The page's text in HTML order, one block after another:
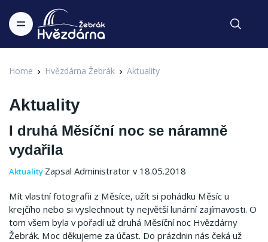
Home Hvězdárna Žebrák Aktuality
Aktuality
I druhá Měsíční noc se náramně
vydařila
Aktuality Zapsal Administrator v 18.05.2018
Mít vlastní fotografii z Měsíce, užít si pohádku Měsíc u
krejčího nebo si vyslechnout ty největší lunární zajímavosti. O
tom všem byla v pořadí už druhá Měsíční noc Hvězdárny
Žebrák. Moc děkujeme za účast. Do prázdnin nás čeká už